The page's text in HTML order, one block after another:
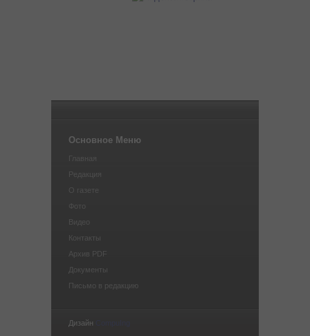
Основное Меню
Главная
Редакция
О газете
Фото
Видео
Контакты
Архив PDF
Документы
Письмо в редакцию
Дизайн